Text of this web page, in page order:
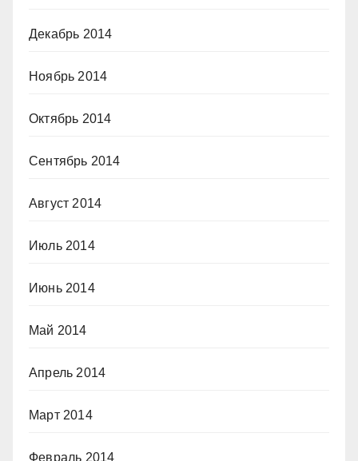
Декабрь 2014
Ноябрь 2014
Октябрь 2014
Сентябрь 2014
Август 2014
Июль 2014
Июнь 2014
Май 2014
Апрель 2014
Март 2014
Февраль 2014